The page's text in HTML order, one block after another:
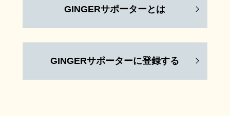
GINGERサポーターとは
GINGERサポーターに登録する